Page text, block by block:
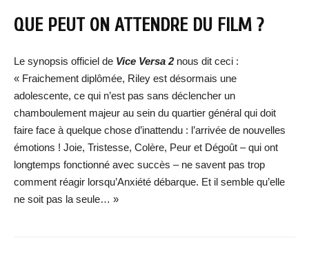
QUE PEUT ON ATTENDRE DU FILM ?
Le synopsis officiel de Vice Versa 2nous dit ceci :
« Fraichement diplômée, Riley est désormais une
adolescente, ce qui n’est pas sans déclencher un
chamboulement majeur au sein du quartier général qui doit
faire face à quelque chose d’inattendu : l’arrivée de nouvelles
émotions ! Joie, Tristesse, Colère, Peur et Dégoût – qui ont
longtemps fonctionné avec succès – ne savent pas trop
comment réagir lorsqu’Anxiété débarque. Et il semble qu’elle
ne soit pas la seule… »